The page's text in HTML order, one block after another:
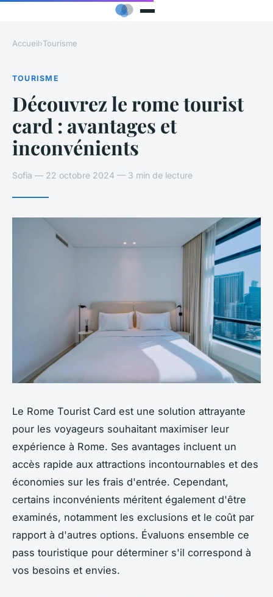
Accueil›Tourisme
TOURISME
Découvrez le rome tourist
card : avantages et
inconvénients
Sofia — 22 octobre 2024 — 3 min de lecture
Le Rome Tourist Card est une solution attrayante
pour les voyageurs souhaitant maximiser leur
expérience à Rome. Ses avantages incluent un
accès rapide aux attractions incontournables et des
économies sur les frais d'entrée. Cependant,
certains inconvénients méritent également d'être
examinés, notamment les exclusions et le coût par
rapport à d'autres options. Évaluons ensemble ce
pass touristique pour déterminer s'il correspond à
vos besoins et envies.